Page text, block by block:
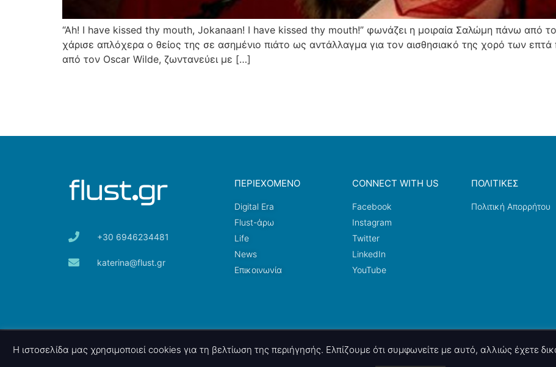
“Ah! I have kissed thy mouth, Jokanaan! I have kissed thy mouth!” φωνάζει η μοιραία Σαλώμη πάνω από
χάρισε απλόχερα ο θείος της σε ασημένιο πιάτο ως αντάλλαγμα για τον αισθησιακό της χορό των
από τον Oscar Wilde, ζωντανεύει με […]
+30 6946234481
katerina@flust.gr
ΠΕΡΙΕΧΟΜΕΝΟ
Digital Era
Flust-άρω
Life
News
Επικοινωνία
CONNECT WITH US
Facebook
Instagram
Twitter
LinkedIn
YouTube
ΠΟΛΙΤΙΚΕΣ
Πολιτική Απορρήτου
© 2026 nettings, ltd. All rights reserved.
Η ιστοσελίδα μας χρησιμοποιεί cookies για τη βελτίωση της περιήγησής. Ελπίζουμε ότι συμφωνείτε με αυτό, αλλιώς έχετε